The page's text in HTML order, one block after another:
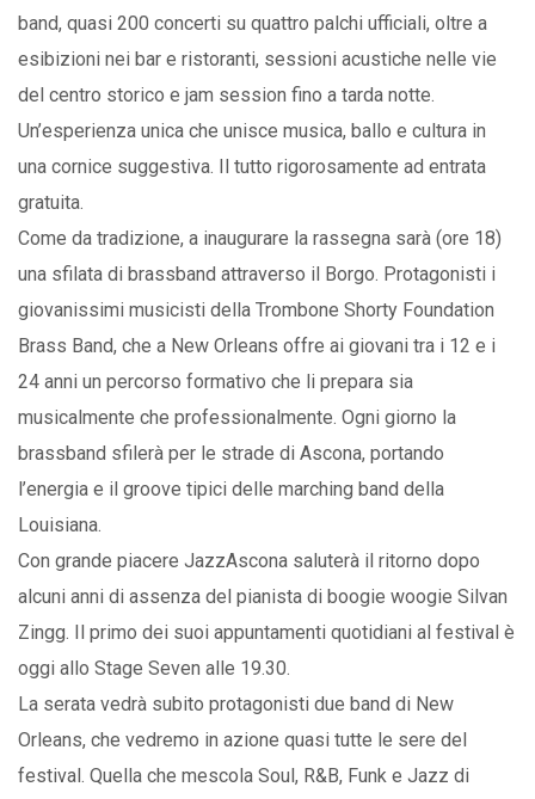
band, quasi 200 concerti su quattro palchi ufficiali, oltre a
esibizioni nei bar e ristoranti, sessioni acustiche nelle vie
del centro storico e jam session fino a tarda notte.
Un’esperienza unica che unisce musica, ballo e cultura in
una cornice suggestiva. Il tutto rigorosamente ad entrata
gratuita.
Come da tradizione, a inaugurare la rassegna sarà (ore 18)
una sfilata di brassband attraverso il Borgo. Protagonisti i
giovanissimi musicisti della Trombone Shorty Foundation
Brass Band, che a New Orleans offre ai giovani tra i 12 e i
24 anni un percorso formativo che li prepara sia
musicalmente che professionalmente. Ogni giorno la
brassband sfilerà per le strade di Ascona, portando
l’energia e il groove tipici delle marching band della
Louisiana.
Con grande piacere JazzAscona saluterà il ritorno dopo
alcuni anni di assenza del pianista di boogie woogie Silvan
Zingg. Il primo dei suoi appuntamenti quotidiani al festival è
oggi allo Stage Seven alle 19.30.
La serata vedrà subito protagonisti due band di New
Orleans, che vedremo in azione quasi tutte le sere del
festival. Quella che mescola Soul, R&B, Funk e Jazz di